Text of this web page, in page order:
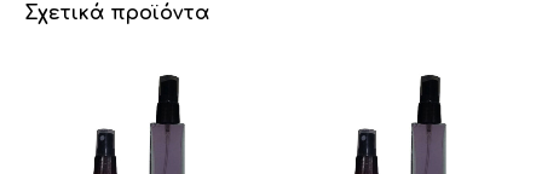
Σχετικά προϊόντα